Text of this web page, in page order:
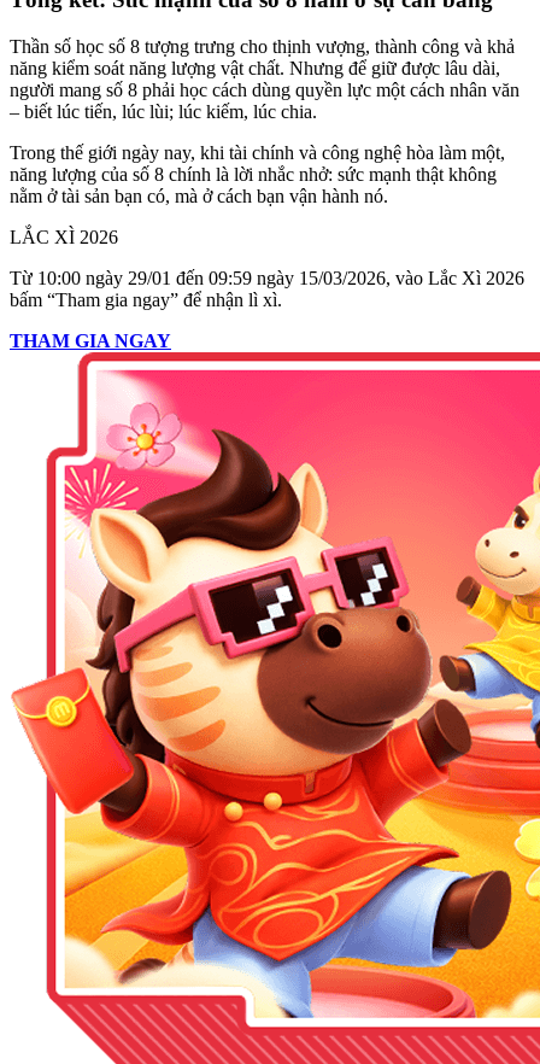
Thần số học số 8 tượng trưng cho thịnh vượng, thành công và khả
năng kiểm soát năng lượng vật chất. Nhưng để giữ được lâu dài,
người mang số 8 phải học cách dùng quyền lực một cách nhân văn
– biết lúc tiến, lúc lùi; lúc kiếm, lúc chia.
Trong thế giới ngày nay, khi tài chính và công nghệ hòa làm một,
năng lượng của số 8 chính là lời nhắc nhở: sức mạnh thật không
nằm ở tài sản bạn có, mà ở cách bạn vận hành nó.
LẮC XÌ 2026
Từ 10:00 ngày 29/01 đến 09:59 ngày 15/03/2026, vào Lắc Xì 2026
bấm “Tham gia ngay” để nhận lì xì.
THAM GIA NGAY